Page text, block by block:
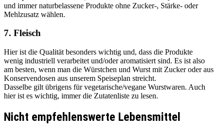
und immer naturbelassene Produkte ohne Zucker-, Stärke- oder
Mehlzusatz wählen.
7. Fleisch
Hier ist die Qualität besonders wichtig und, dass die Produkte
wenig industriell verarbeitet und/oder aromatisiert sind. Es ist also
am besten, wenn man die Würstchen und Wurst mit Zucker oder aus
Konservendosen aus unserem Speiseplan streicht.
Dasselbe gilt übrigens für vegetarische/vegane Wurstwaren. Auch
hier ist es wichtig, immer die Zutatenliste zu lesen.
Nicht empfehlenswerte Lebensmittel